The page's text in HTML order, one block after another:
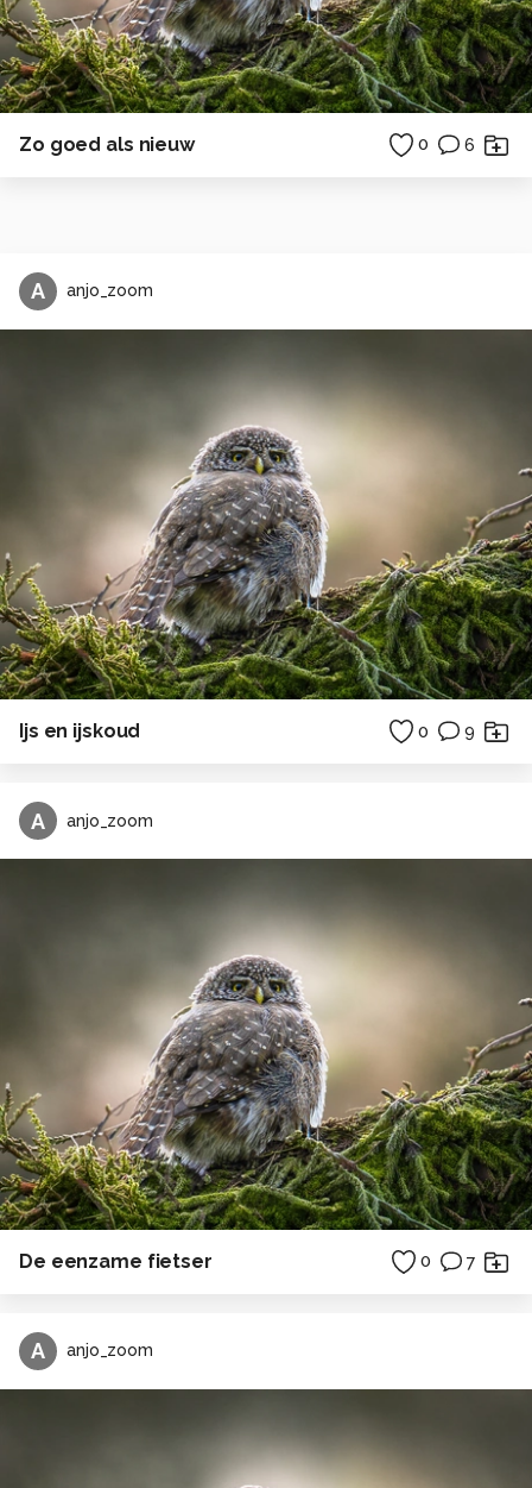
Zo goed als nieuw 0 6
A anjo_zoom
Ijs en ijskoud 0 9
A anjo_zoom
De eenzame fietser 0 7
A anjo_zoom